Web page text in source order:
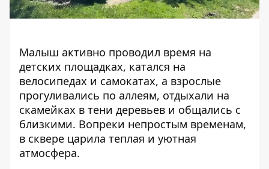
Малыш активно проводил время на
детских площадках, катался на
велосипедах и самокатах, а взрослые
прогуливались по аллеям, отдыхали на
скамейках в тени деревьев и общались с
близкими. Вопреки непростым временам,
в сквере царила теплая и уютная
атмосфера.